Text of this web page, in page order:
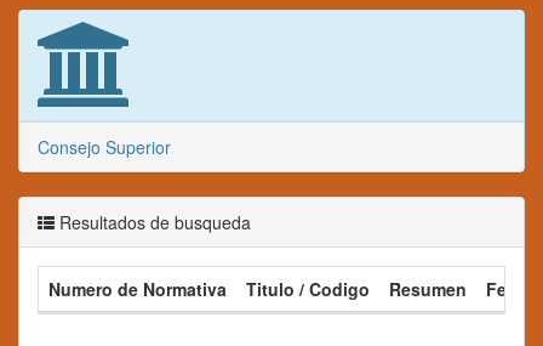
Consejo Superior
Resultados de busqueda
Numero de Normativa Titulo / Codigo Resumen Fecha